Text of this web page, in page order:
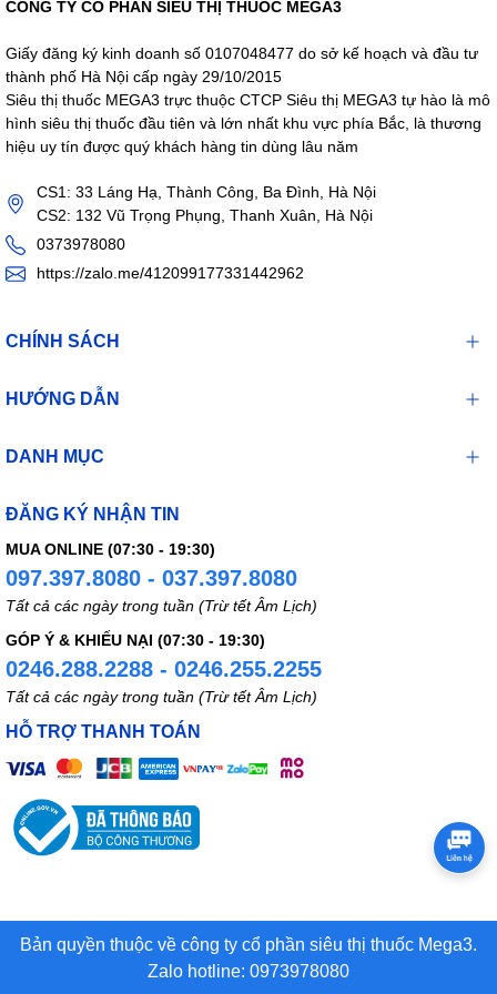
CÔNG TY CỔ PHẦN SIÊU THỊ THUỐC MEGA3
Giấy đăng ký kinh doanh số 0107048477 do sở kế hoạch và đầu tư
thành phố Hà Nội cấp ngày 29/10/2015
Siêu thị thuốc MEGA3 trực thuộc CTCP Siêu thị MEGA3 tự hào là mô
hình siêu thị thuốc đầu tiên và lớn nhất khu vực phía Bắc, là thương
hiệu uy tín được quý khách hàng tin dùng lâu năm
CS1: 33 Láng Hạ, Thành Công, Ba Đình, Hà Nội
CS2: 132 Vũ Trọng Phụng, Thanh Xuân, Hà Nội
0373978080
https://zalo.me/412099177331442962
CHÍNH SÁCH
HƯỚNG DẪN
DANH MỤC
ĐĂNG KÝ NHẬN TIN
MUA ONLINE (07:30 - 19:30)
097.397.8080 - 037.397.8080
Tất cả các ngày trong tuần (Trừ tết Âm Lịch)
GÓP Ý & KHIẾU NẠI (07:30 - 19:30)
0246.288.2288 - 0246.255.2255
Tất cả các ngày trong tuần (Trừ tết Âm Lịch)
HỖ TRỢ THANH TOÁN
Bản quyền thuộc về công ty cổ phần siêu thị thuốc Mega3.
Zalo hotline: 0973978080